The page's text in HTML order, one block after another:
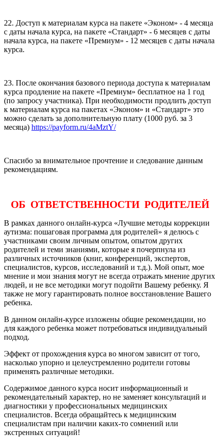
22. Доступ к материалам курса на пакете «Эконом» - 4 месяца
с даты начала курса, на пакете «Стандарт» - 6 месяцев с даты
начала курса, на пакете «Премиум» - 12 месяцев с даты начала
курса.
23. После окончания базового периода доступа к материалам
курса продление на пакете «Премиум» бесплатное на 1 год
(по запросу участника). При необходимости продлить доступ
к материалам курса на пакетах «Эконом» и «Стандарт» это
можно сделать за дополнительную плату (1000 руб. за 3
месяца) https://payform.ru/4aMztY/
Спасибо за внимательное прочтение и следование данным
рекомендациям.
ОБ ОТВЕТСТВЕННОСТИ РОДИТЕЛЕЙ
В рамках данного онлайн-курса «Лучшие методы коррекции
аутизма: пошаговая программа для родителей» я делюсь с
участниками своим личным опытом, опытом других
родителей и теми знаниями, которые я почерпнула из
различных источников (книг, конференций, экспертов,
специалистов, курсов, исследований и т.д.). Мой опыт, мое
мнение и мои знания могут не всегда отражать мнение других
людей, и не все методики могут подойти Вашему ребенку. Я
также не могу гарантировать полное восстановление Вашего
ребенка.
В данном онлайн-курсе изложены общие рекомендации, но
для каждого ребенка может потребоваться индивидуальный
подход.
Эффект от прохождения курса во многом зависит от того,
насколько упорно и целеустремленно родители готовы
применять различные методики.
Содержимое данного курса носит информационный и
рекомендательный характер, но не заменяет консультаций и
диагностики у профессиональных медицинских
специалистов. Всегда обращайтесь к медицинским
специалистам при наличии каких-то сомнений или
экстренных ситуаций!